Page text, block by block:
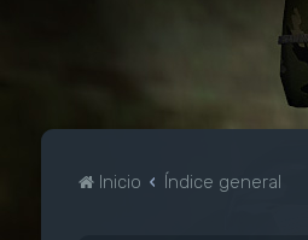
Inicio Índice general